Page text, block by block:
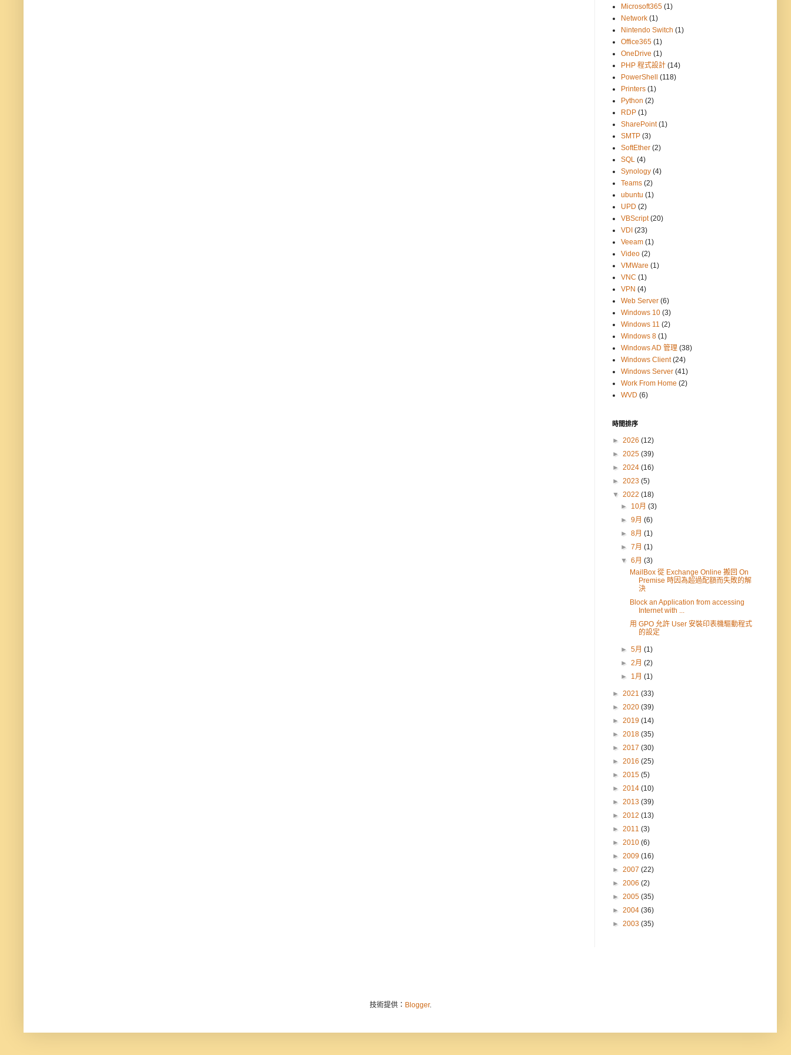
Microsoft365 (1)
Network (1)
Nintendo Switch (1)
Office365 (1)
OneDrive (1)
PHP 程式設計 (14)
PowerShell
(118)
Printers (1)
Python (2)
RDP (1)
SharePoint (1)
SMTP (3)
SoftEther (2)
SQL (4)
Synology (4)
Teams (2)
ubuntu (1)
UPD (2)
VBScript (20)
VDI (23)
Veeam (1)
Video (2)
VMWare (1)
VNC (1)
VPN (4)
Web Server (6)
Windows 10 (3)
Windows 11 (2)
Windows 8 (1)
Windows AD 管理 (38)
Windows Client (24)
Windows Server (41)
Work From Home (2)
WVD (6)
時間排序
► 2026 (12)
► 2025 (39)
► 2024 (16)
► 2023 (5)
▼ 2022 (18)
► 10月(3)
►9月(6)
►8月(1)
►7月(1)
▼6月(3)
MailBox 從 Exchange Online 搬回 On
Premise 時因為超過配額而失敗的解
決
Block an Application from accessing
Internet with ...
用 GPO 允許 User 安裝印表機驅動程式
的設定
►5月(1)
►2月(2)
► 1月(1)
► 2021 (33)
► 2020 (39)
► 2019 (14)
► 2018 (35)
► 2017 (30)
► 2016 (25)
► 2015 (5)
► 2014 (10)
► 2013 (39)
► 2012 (13)
► 2011 (3)
► 2010 (6)
► 2009 (16)
► 2007 (22)
► 2006 (2)
► 2005 (35)
► 2004 (36)
► 2003 (35)
技術提供： Blogger.